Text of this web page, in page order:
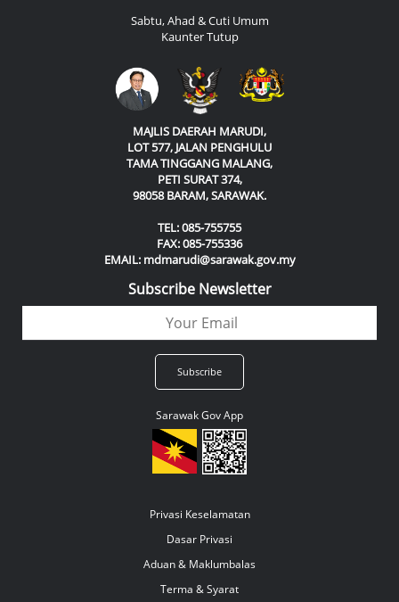
Sabtu, Ahad & Cuti Umum
Kaunter Tutup
MAJLIS DAERAH MARUDI,
LOT 577, JALAN PENGHULU
TAMA TINGGANG MALANG,
PETI SURAT 374,
98058 BARAM, SARAWAK.
TEL: 085-755755
FAX: 085-755336
EMAIL: mdmarudi@sarawak.gov.my
Subscribe Newsletter
Sarawak Gov App
Privasi Keselamatan
Dasar Privasi
Aduan & Maklumbalas
Terma & Syarat